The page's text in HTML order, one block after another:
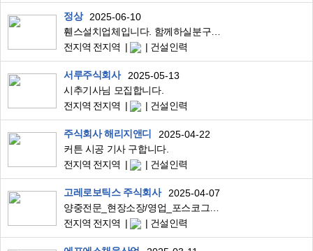
정상
2025-06-10
휀스설치업체입니다. 함께하실분구합니다
전지역 전지역
건설인력
서루주식회사
2025-05-13
시추기사님 모집합니다.
전지역 전지역
건설인력
주식회사 해리지앤디
2025-04-22
커튼 시공 기사 구합니다.
전지역 전지역
건설인력
고레로보틱스 주식회사
2025-04-07
양중전문_현장소장/영업_포스코그룹 사내벤처
전지역 전지역
건설인력